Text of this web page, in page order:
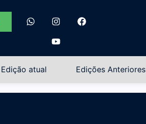
Edição atual Edições Anteriores